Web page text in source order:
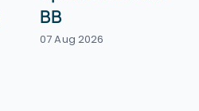
BB
07 Aug 2026